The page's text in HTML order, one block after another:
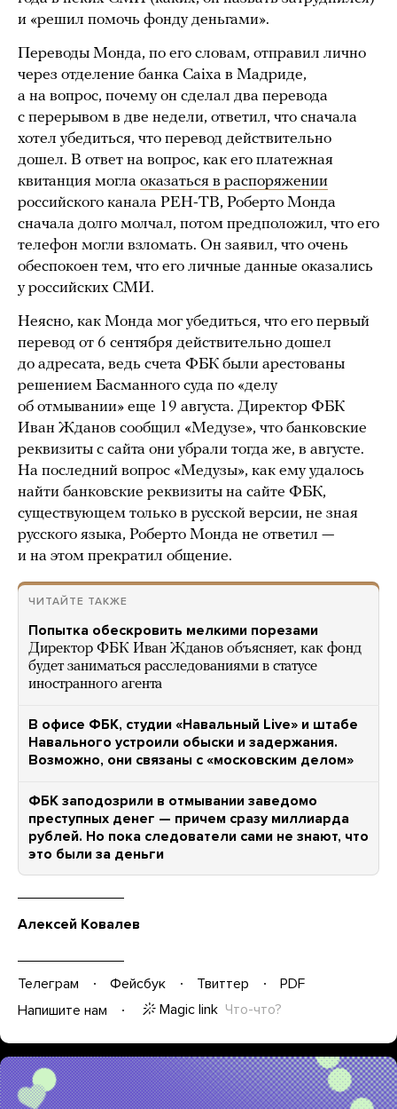
и «решил помочь фонду деньгами».
Переводы Монда, по его словам, отправил лично
через отделение банка Caixa в Мадриде,
а на вопрос, почему он сделал два перевода
с перерывом в две недели, ответил, что сначала
хотел убедиться, что перевод действительно
дошел. В ответ на вопрос, как его платежная
квитанция могла оказаться в распоряжении
российского канала РЕН-ТВ, Роберто Монда
сначала долго молчал, потом предположил, что его
телефон могли взломать. Он заявил, что очень
обеспокоен тем, что его личные данные оказались
у российских СМИ.
Неясно, как Монда мог убедиться, что его первый
перевод от 6 сентября действительно дошел
до адресата, ведь счета ФБК были арестованы
решением Басманного суда по «делу
об отмывании» еще 19 августа. Директор ФБК
Иван Жданов сообщил «Медузе», что банковские
реквизиты с сайта они убрали тогда же, в августе.
На последний вопрос «Медузы», как ему удалось
найти банковские реквизиты на сайте ФБК,
существующем только в русской версии, не зная
русского языка, Роберто Монда не ответил —
и на этом прекратил общение.
ЧИТАЙТЕ ТАКЖЕ
Попытка обескровить мелкими порезами
Директор ФБК Иван Жданов объясняет, как фонд
будет заниматься расследованиями в статусе
иностранного агента
В офисе ФБК, студии «Навальный Live» и штабе
Навального устроили обыски и задержания.
Возможно, они связаны с «московским делом»
ФБК заподозрили в отмывании заведомо
преступных денег — причем сразу миллиарда
рублей. Но пока следователи сами не знают, что
это были за деньги
Алексей Ковалев
Телеграм Фейсбук Твиттер
PDF
Напишите нам
Magic link Что-что?